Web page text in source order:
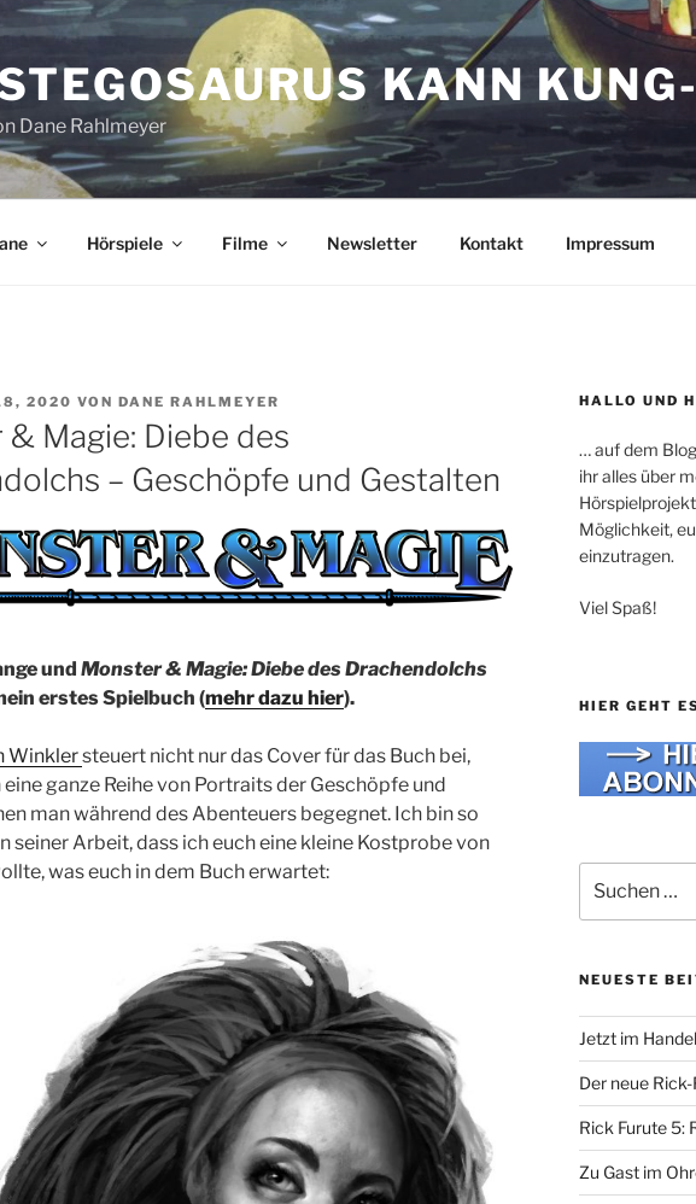
KANN
Dane Rahlmeyer
Hörspiele Filme Newsletter Kontakt Impressum
2020 VON DANE RAHLMEYER
Magie: Diebe des
– Geschöpfe und Gestalten
und Monster & Magie: Diebe des Drachendolchs
erstes Spielbuch (mehr dazu hier).
Winklersteuert nicht nur das Cover für das Buch bei,
ganze Reihe von Portraits der Geschöpfe und
man während des Abenteuers begegnet. Ich bin so
seiner Arbeit, dass ich euch eine kleine Kostprobe von
was euch in dem Buch erwartet:
HALLO UND
… auf dem
ihr alles über
Möglichkeit,
einzutragen.
Viel Spaß!
HIER GEHT
nach:
NEUESTE
Jetzt im
Der neue
Rick Furute 5:
Zu Gast im